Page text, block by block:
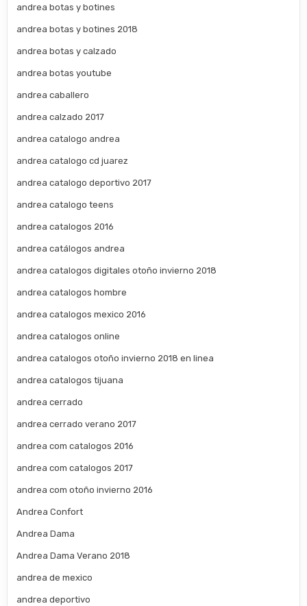
andrea botas y botines
andrea botas y botines 2018
andrea botas y calzado
andrea botas youtube
andrea caballero
andrea calzado 2017
andrea catalogo andrea
andrea catalogo cd juarez
andrea catalogo deportivo 2017
andrea catalogo teens
andrea catalogos 2016
andrea catálogos andrea
andrea catalogos digitales otoño invierno 2018
andrea catalogos hombre
andrea catalogos mexico 2016
andrea catalogos online
andrea catalogos otoño invierno 2018 en linea
andrea catalogos tijuana
andrea cerrado
andrea cerrado verano 2017
andrea com catalogos 2016
andrea com catalogos 2017
andrea com otoño invierno 2016
Andrea Confort
Andrea Dama
Andrea Dama Verano 2018
andrea de mexico
andrea deportivo